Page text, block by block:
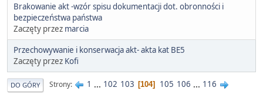
Brakowanie akt -wzór spisu dokumentacji dot. obronności i
bezpieczeństwa państwa
Zaczęty przez marcia
Przechowywanie i konserwacja akt- akta kat BE5
Zaczęty przez Kofi
DO GÓRY Strony 1 ... 102 103 104 105 106 ... 116